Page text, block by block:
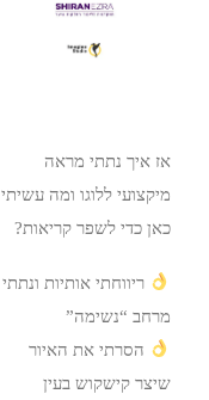
אז איך נתתי מראה
מיקצועי ללוגו ומה עשיתי
כאן כדי לשפר קריאות?
ריווחתי אותיות ונתתי
מרחב “נשימה”
הסרתי את האיור
שיצר קישקוש בעין